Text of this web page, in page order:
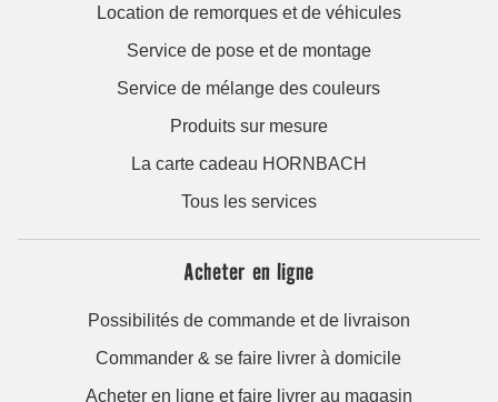
Location de remorques et de véhicules
Service de pose et de montage
Service de mélange des couleurs
Produits sur mesure
La carte cadeau HORNBACH
Tous les services
Acheter en ligne
Possibilités de commande et de livraison
Commander & se faire livrer à domicile
Acheter en ligne et faire livrer au magasin